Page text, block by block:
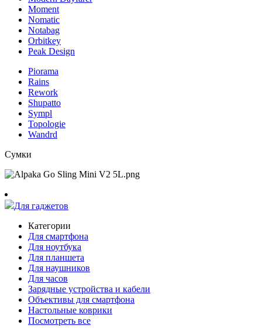
Moment
Nomatic
Notabag
Orbitkey
Peak Design
Piorama
Rains
Rework
Shupatto
Sympl
Topologie
Wandrd
Сумки
Для гаджетов
Категории
Для смартфона
Для ноутбука
Для планшета
Для наушников
Для часов
Зарядные устройства и кабели
Объективы для смартфона
Настольные коврики
Посмотреть все